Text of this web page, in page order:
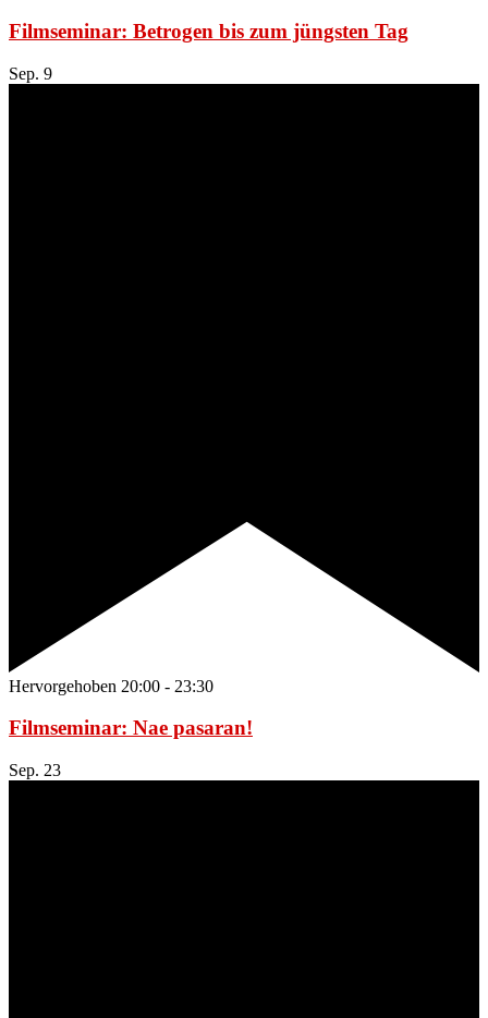
Filmseminar: Betrogen bis zum jüngsten Tag
Sep. 9
Hervorgehoben 20:00 - 23:30
Filmseminar: Nae pasaran!
Sep. 23